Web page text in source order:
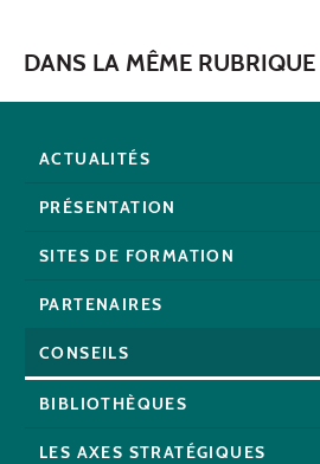
DANS LA MÊME RUBRIQUE
ACTUALITÉS
PRÉSENTATION
SITES DE FORMATION
PARTENAIRES
CONSEILS
BIBLIOTHÈQUES
LES AXES STRATÉGIQUES